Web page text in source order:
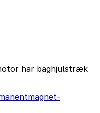
har baghjulstræk